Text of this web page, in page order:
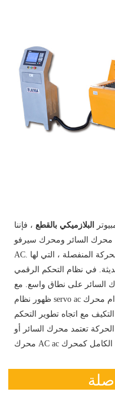
البلازميكي بالقطع، فإننا
محرك السائر ومحرك سيرفو
AC. المحرك السائر هو نوع من أجهزة الحركة المنفصلة ، التي لها
في نظام التحكم الرقمي
السائر على نطاق واسع. مع
ظهور نظام servo ac الرقمي ، يتم استخدام محرك servo ac أكثر وأكثر
مع اتجاه تطوير التحكم
تعتمد محرك السائر أو
صلة